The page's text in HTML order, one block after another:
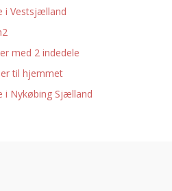
i Vestsjælland
med 2 indedele
til hjemmet
i Nykøbing Sjælland